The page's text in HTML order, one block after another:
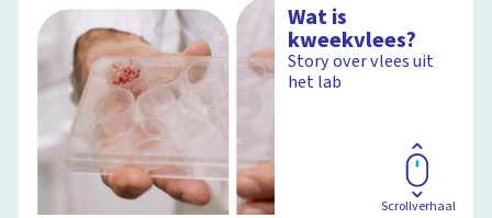
Wat is
kweekvlees?
Story over vlees uit
het lab
Scrollverhaal